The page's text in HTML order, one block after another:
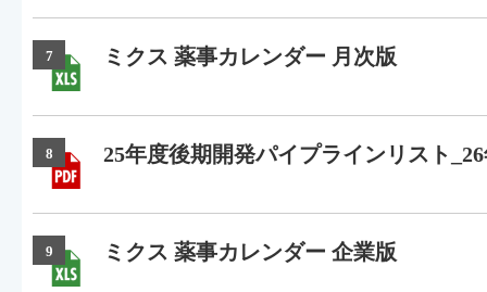
7 ミクス 薬事カレンダー 月次版
8 25年度後期開発パイプラインリスト
9 ミクス 薬事カレンダー 企業版